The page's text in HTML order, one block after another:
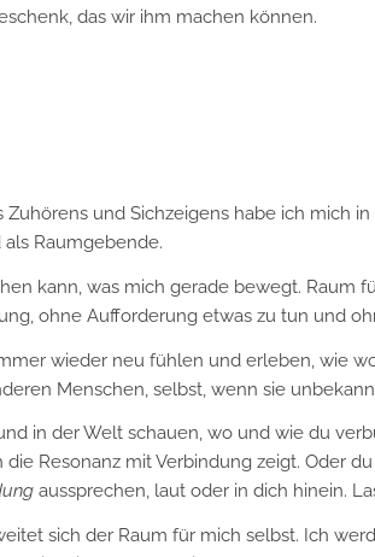
das wir ihm machen können.
und Sichzeigens habe ich mich
Raumgebende.
kann, was mich gerade bewegt. Raum
ohne Aufforderung etwas zu tun und
wieder neu fühlen und erleben, wie
Menschen, selbst, wenn sie
in der Welt schauen, wo und wie du
Resonanz mit Verbindung zeigt. Oder
aussprechen, laut oder in dich hinein.
sich der Raum für mich selbst. Ich